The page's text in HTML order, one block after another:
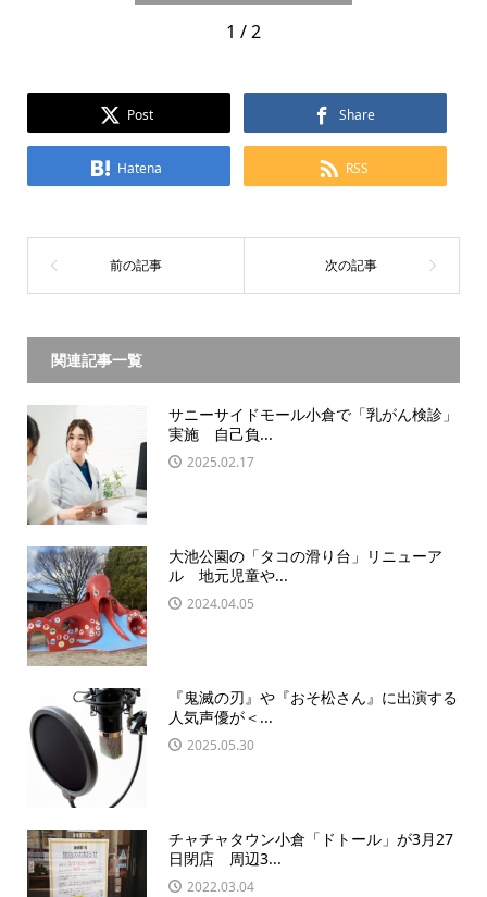
1 / 2
Post Share
Hatena RSS
関連記事一覧
サニーサイドモール小倉で「乳がん検診」
実施 自己負...
2025.02.17
大池公園の「タコの滑り台」リニューア
ル 地元児童や...
2024.04.05
『鬼滅の刃』や『おそ松さん』に出演する
人気声優が＜...
2025.05.30
チャチャタウン小倉「ドトール」が3月27
日閉店 周辺3...
2022.03.04